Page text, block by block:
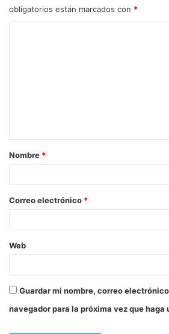
obligatorios están marcados con *
Nombre *
Correo electrónico *
Web
Guardar mi nombre, correo
navegador para la próxima vez que haga